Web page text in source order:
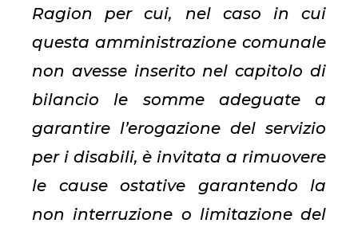
Ragion per cui, nel caso in cui
questa amministrazione comunale
non avesse inserito nel capitolo di
bilancio le somme adeguate a
garantire l’erogazione del servizio
per i disabili, è invitata a rimuovere
le cause ostative garantendo la
non interruzione o limitazione del